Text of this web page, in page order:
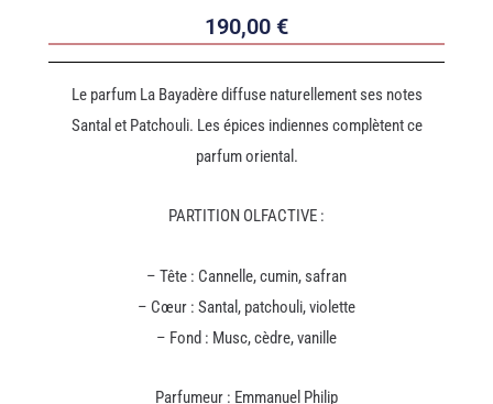
190,00 €
Le parfum La Bayadère diffuse naturellement ses notes
Santal et Patchouli. Les épices indiennes complètent ce
parfum oriental.
PARTITION OLFACTIVE :
– Tête : Cannelle, cumin, safran
– Cœur : Santal, patchouli, violette
– Fond : Musc, cèdre, vanille
Parfumeur : Emmanuel Philip